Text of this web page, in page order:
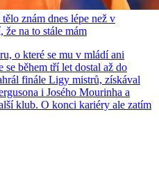
znám dnes lépe než v
že na to stále mám
o které se mu v mládí ani
se během tří let dostal až do
finále Ligy mistrů, získával
i Josého Mourinha a
klub. O konci kariéry ale zatím